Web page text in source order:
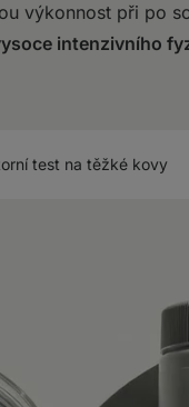
výkonnost při po
intenzivního
test na těžké kovy